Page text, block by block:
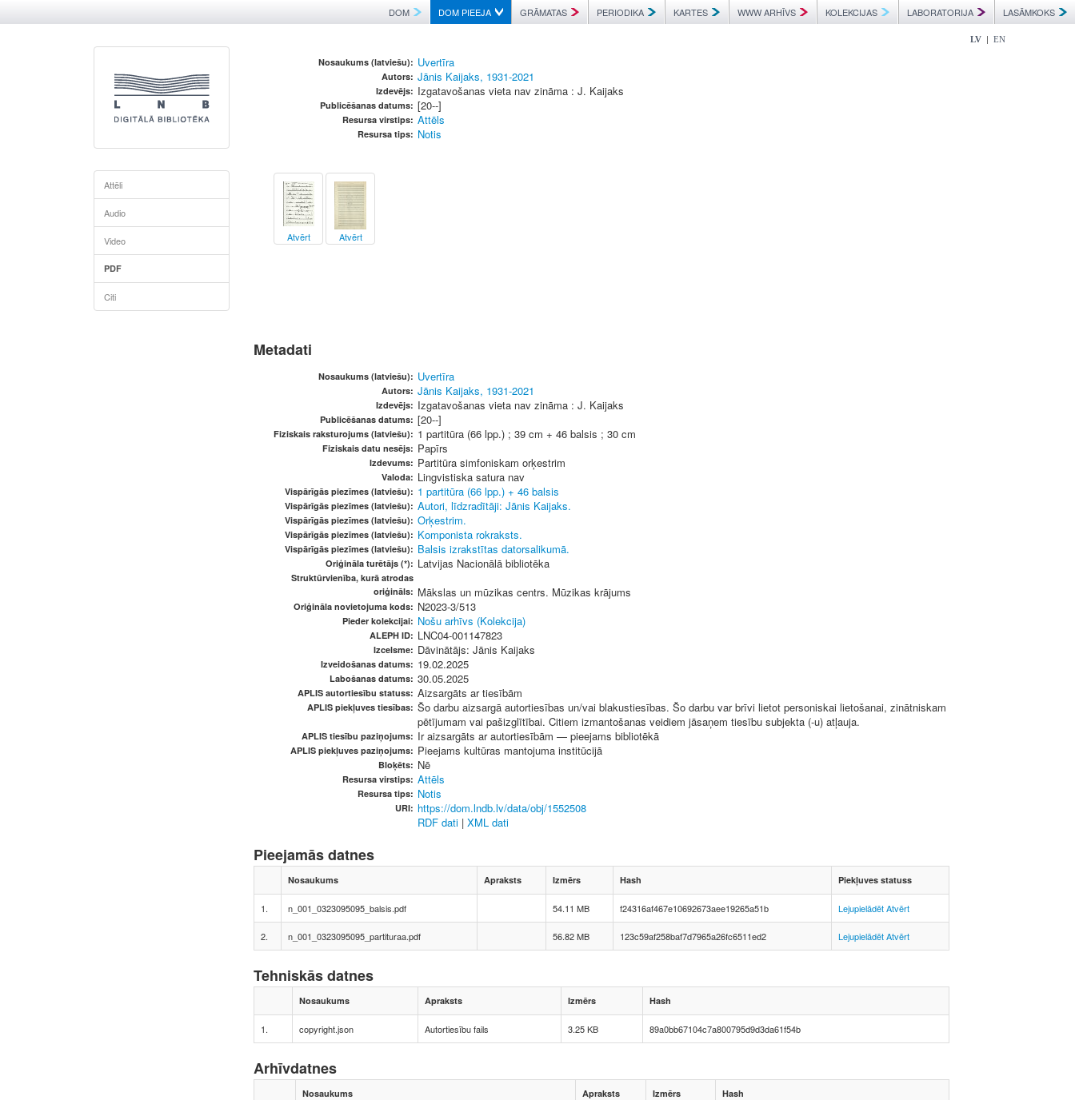
DOM DOM PIEEJA GRĀMATAS PERIODIKA KARTES WWW ARHĪVS KOLEKCIJAS LABORATORIJA LASĀMKOKS
LV | EN
Nosaukums (latviešu): Uvertīra
Autors: Jānis Kaijaks, 1931-2021
Izdevējs: Izgatavošanas vieta nav zināma : J. Kaijaks
Publicēšanas datums: [20--]
Resursa virstips: Attēls
Resursa tips: Notis
Attēli
Audio
Video
PDF
Citi
Atvērt Atvērt
Metadati
Nosaukums (latviešu): Uvertīra
Autors: Jānis Kaijaks, 1931-2021
Izdevējs: Izgatavošanas vieta nav zināma : J. Kaijaks
Publicēšanas datums: [20--]
Fiziskais raksturojums (latviešu): 1 partitūra (66 lpp.) ; 39 cm + 46 balsis ; 30 cm
Fiziskais datu nesējs: Papīrs
Izdevums: Partitūra simfoniskam orķestrim
Valoda: Lingvistiska satura nav
Vispārīgās piezīmes (latviešu): 1 partitūra (66 lpp.) + 46 balsis
Vispārīgās piezīmes (latviešu): Autori, līdzradītāji: Jānis Kaijaks.
Vispārīgās piezīmes (latviešu): Orķestrim.
Vispārīgās piezīmes (latviešu): Komponista rokraksts.
Vispārīgās piezīmes (latviešu): Balsis izrakstītas datorsalikumā.
Oriģināla turētājs (*): Latvijas Nacionālā bibliotēka
Struktūrvienība, kurā atrodas
oriģināls: Mākslas un mūzikas centrs. Mūzikas krājums
Oriģināla novietojuma kods: N2023-3/513
Pieder kolekcijai: Nošu arhīvs (Kolekcija)
ALEPH ID: LNC04-001147823
Izcelsme: Dāvinātājs: Jānis Kaijaks
Izveidošanas datums: 19.02.2025
Labošanas datums: 30.05.2025
APLIS autortiesību statuss: Aizsargāts ar tiesībām
APLIS piekļuves tiesības: Šo darbu aizsargā autortiesības un/vai blakustiesības. Šo darbu var brīvi lietot personiskai lietošanai, zinātniskam
pētījumam vai pašizglītībai. Citiem izmantošanas veidiem jāsaņem tiesību subjekta (-u) atļauja.
APLIS tiesību paziņojums: Ir aizsargāts ar autortiesībām — pieejams bibliotēkā
APLIS piekļuves paziņojums: Pieejams kultūras mantojuma institūcijā
Bloķēts: Nē
Resursa virstips: Attēls
Resursa tips: Notis
URI: https://dom.lndb.lv/data/obj/1552508
RDF dati | XML dati
Pieejamās datnes
Nosaukums Apraksts Izmērs Hash Piekļuves statuss
1. n_001_0323095095_balsis.pdf 54.11 MB f24316af467e10692673aee19265a51b LejupielādētAtvērt
2. n_001_0323095095_partituraa.pdf 56.82 MB 123c59af258baf7d7965a26fc6511ed2 LejupielādētAtvērt
Tehniskās datnes
Nosaukums Apraksts Izmērs Hash
1. copyright.json Autortiesību fails 3.25 KB 89a0bb67104c7a800795d9d3da61f54b
Arhīvdatnes
Nosaukums Apraksts Izmērs Hash